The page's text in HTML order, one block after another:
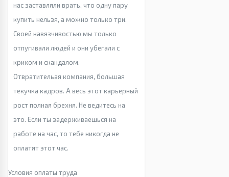
нас заставляли врать, что одну пару
купить нельзя, а можно только три.
Своей навязчивостью мы только
отпугивали людей и они убегали с
криком и скандалом.
Отвратительая компания, большая
текучка кадров. А весь этот карьерный
рост полная брехня. Не ведитесь на
это. Если ты задерживаешься на
работе на час, то тебе никогда не
оплатят этот час.
Условия оплаты труда